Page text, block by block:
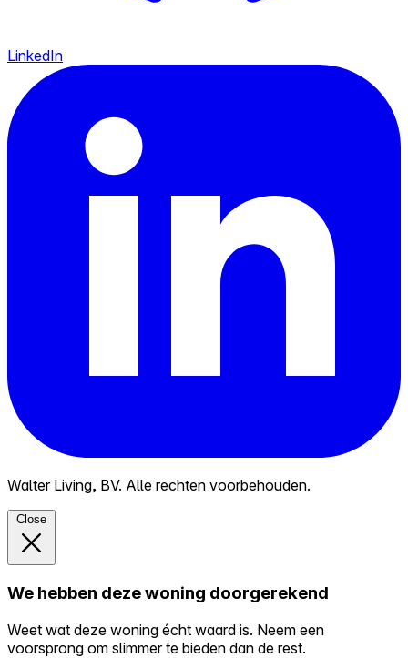
LinkedIn
Walter Living, BV. Alle rechten voorbehouden.
Close
We hebben deze woning doorgerekend
Weet wat deze woning écht waard is. Neem een
voorsprong om slimmer te bieden dan de rest.